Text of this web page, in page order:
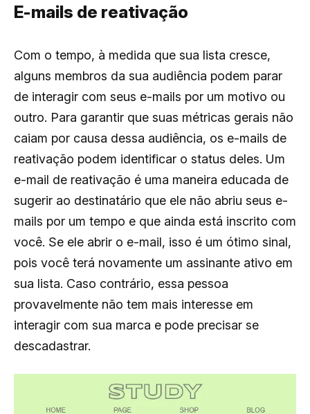
E-mails de reativação
Com o tempo, à medida que sua lista cresce,
alguns membros da sua audiência podem parar
de interagir com seus e-mails por um motivo ou
outro. Para garantir que suas métricas gerais não
caiam por causa dessa audiência, os e-mails de
reativação podem identificar o status deles. Um
e-mail de reativação é uma maneira educada de
sugerir ao destinatário que ele não abriu seus e-
mails por um tempo e que ainda está inscrito com
você. Se ele abrir o e-mail, isso é um ótimo sinal,
pois você terá novamente um assinante ativo em
sua lista. Caso contrário, essa pessoa
provavelmente não tem mais interesse em
interagir com sua marca e pode precisar se
descadastrar.